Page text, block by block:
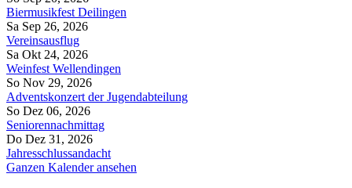
Biermusikfest Deilingen
Sa Sep 26, 2026
Vereinsausflug
Sa Okt 24, 2026
Weinfest Wellendingen
So Nov 29, 2026
Adventskonzert der Jugendabteilung
So Dez 06, 2026
Seniorennachmittag
Do Dez 31, 2026
Jahresschlussandacht
Ganzen Kalender ansehen